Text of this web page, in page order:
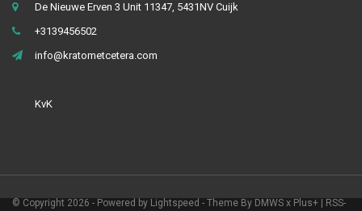
De Nieuwe Erven 3 Unit 11347, 5431NV Cuijk
+3139456502
info@kratometcetera.com
KvK
© Copyright 2026 - Powered by Lightspeed - Theme By DMWS x Plus+
RSS-